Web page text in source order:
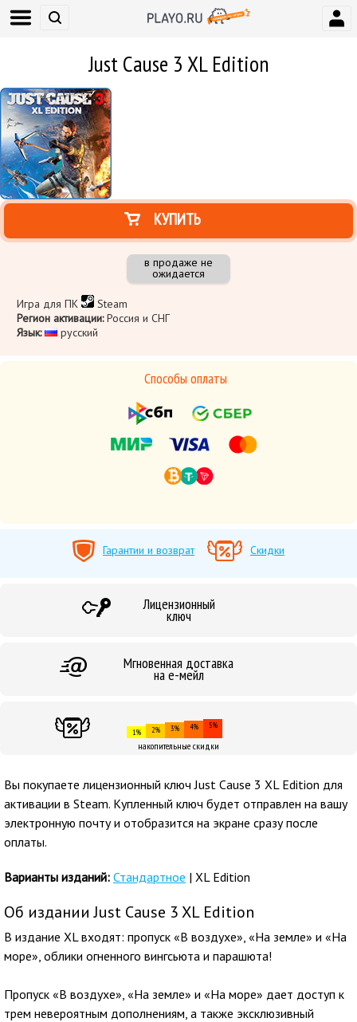
Just Cause 3 XL Edition
КУПИТЬ
в продаже не
ожидается
Игра для ПК
Steam
Регион активации:Россия и СНГ
Язык:
русский
Способы оплаты
Гарантии и возврат Скидки
Лицензионный
ключ
Мгновенная доставка
на е-мейл
1% 2% 3% 4% 5%
накопительные скидки
Вы покупаете лицензионный ключ Just Cause 3 XL Edition для
активации в Steam. Купленный ключ будет отправлен на вашу
электронную почту и отобразится на экране сразу после
оплаты.
Варианты изданий: Стандартное | XL Edition
Об издании Just Cause 3 XL Edition
В издание XL входят: пропуск «В воздухе», «На земле» и «На
море», облики огненного вингсьюта и парашюта!
Пропуск «В воздухе», «На земле» и «На море» дает доступ к
трем невероятным дополнениям, а также эксклюзивный